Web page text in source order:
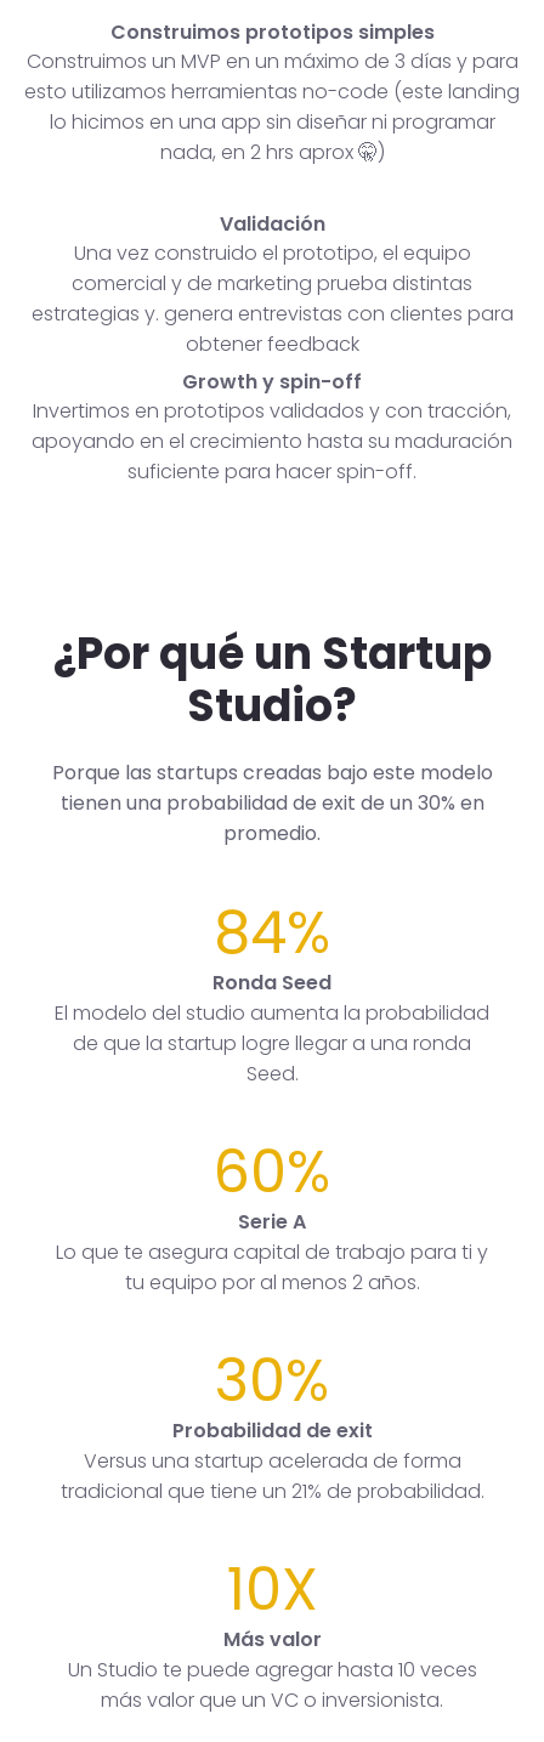
Construimos prototipos simples
Construimos un MVP en un máximo de 3 días y para
esto utilizamos herramientas no-code (este landing
lo hicimos en una app sin diseñar ni programar
nada, en 2 hrs aprox 🤫)
Validación
Una vez construido el prototipo, el equipo
comercial y de marketing prueba distintas
estrategias y. genera entrevistas con clientes para
obtener feedback
Growth y spin-off
Invertimos en prototipos validados y con tracción,
apoyando en el crecimiento hasta su maduración
suficiente para hacer spin-off.
¿Por qué un Startup
Studio?
Porque las startups creadas bajo este modelo
tienen una probabilidad de exit de un 30% en
promedio.
84%
Ronda Seed
El modelo del studio aumenta la probabilidad
de que la startup logre llegar a una ronda
Seed.
60%
Serie A
Lo que te asegura capital de trabajo para ti y
tu equipo por al menos 2 años.
30%
Probabilidad de exit
Versus una startup acelerada de forma
tradicional que tiene un 21% de probabilidad.
10X
Más valor
Un Studio te puede agregar hasta 10 veces
más valor que un VC o inversionista.